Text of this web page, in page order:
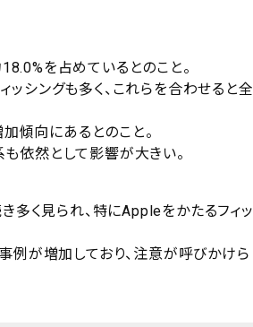
を占めているとのこと。
ッシングも多く、これらを合わせると全
傾向にあるとのこと。
依然として影響が大きい。
く見られ、特にAppleをかたるフィッ
例が増加しており、注意が呼びかけら